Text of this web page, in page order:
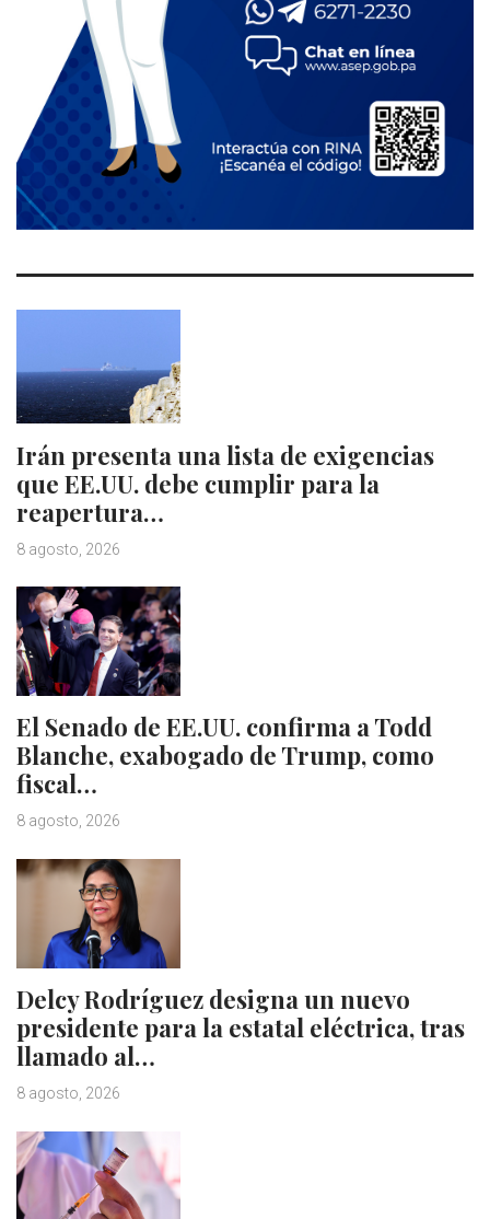
Irán presenta una lista de exigencias
que EE.UU. debe cumplir para la
reapertura…
8 agosto, 2026
El Senado de EE.UU. confirma a Todd
Blanche, exabogado de Trump, como
fiscal…
8 agosto, 2026
Delcy Rodríguez designa un nuevo
presidente para la estatal eléctrica, tras
llamado al…
8 agosto, 2026